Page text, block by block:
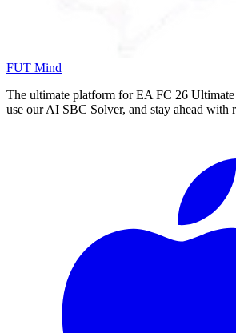
FUT Mind
The ultimate platform for EA FC 26 Ultimate
use our AI SBC Solver, and stay ahead with